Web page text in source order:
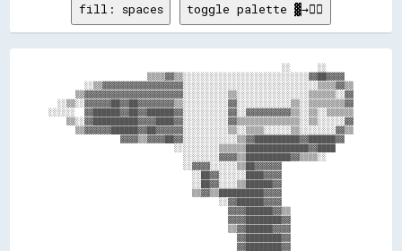
fill: spaces toggle palette ▓→✊🏽
                                                    ░░      ░░
                      ▒▒▒▒▓▓▒▒░░░░░░░░░░░░░░░░░░░░░░░░░░░░▓▓██▓▓▓▓
        ░░▒▒▓▓▓▓▓▓▓▓▓▓▓▓▓▓▓▓▓▓░░░░░░░░░░░░░░░░░░░░░░░░░░░░░░▒▒▒▒▓▓▒▒
      ▒▒▓▓▓▓▓▓▓▓▓▓▓▓▓▓▓▓▓▓▓▓▓▓░░░░░░░░░░▒▒░░░░░░░░░░░░░░░░▒▒▒▒▒▒░░▓▓
  ░░▒▒░░▓▓▓▓▓▓██▓▓██▓▓▓▓▓▓▓▓▒▒░░░░░░░░░░▓▓░░░░░░░░░░░░▒▒░░▒▒▒▒▒▒▒▒▓▓
░░░░░░  ▓▓██████▓▓██▓▓██████▓▓░░░░░░░░░░▓▓░░▓▓▓▓▓▓▓▓▓▓▒▒░░▒▒░░▒▒▒▒▒▒
    ▒▒░░▓▓██████████▓▓▓▓████▓▓░░░░░░░░░░▓▓▒▒▒▒▒▒▒▒▒▒▒▒▒▒░░▒▒░░░░░░▓▓
      ▒▒▓▓▓▓▓▓██████▓▓██▓▓▓▓▓▓░░░░░░░░░░▒▒░░▒▒▒▒░░░░░░▒▒░░░░░░░░▓▓▒▒
                ▓▓▓▓▒▒▓▓▓▓██▓▓░░░░░░░░░░░░▒▒▓▓██████████▓▓██████▓▓
                            ░░░░░░░░░░▒▒▒▒▒▒██████████████▓▓████
                              ░░░░░░░░▓▓▓▓▒▒██████████▓▓▒▒▒▒░░
                              ░░▓▓▓▓░░░░░░▒▒██▓▓▓▓▓▓
                                ░░██▓▓░░░░░░████▓▓▓▓
                                ░░██▓▓░░░░▒▒██████▓▓
                                ▒▒▓▓▒▒██████████▓▓▓▓
                                      ░░▓▓██████▓▓▓▓
                                        ▓▓▓▓██████▓▓▒▒
                                        ▓▓▓▓████████▓▓
                                        ▒▒▓▓██████▓▓▓▓
                                          ▓▓████████▓▓
                                          ▓▓████████▓▓